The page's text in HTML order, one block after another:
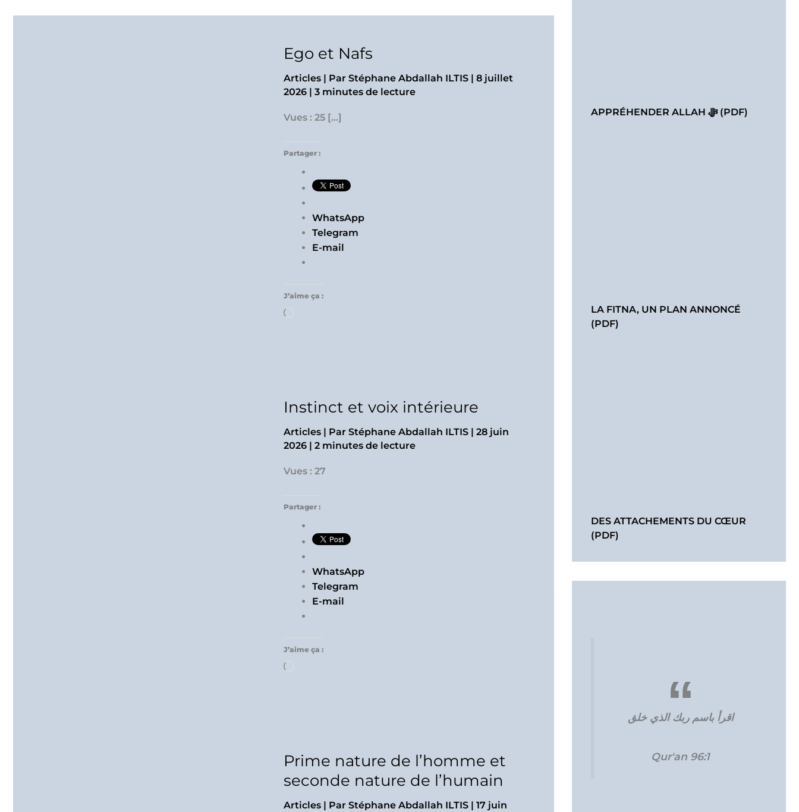
Ego et Nafs
Articles | Par Stéphane Abdallah ILTIS | 8 juillet
2026 | 3 minutes de lecture
Vues : 25 […]
Partager :
WhatsApp
Telegram
E-mail
J’aime ça :
Instinct et voix intérieure
Articles | Par Stéphane Abdallah ILTIS | 28 juin
2026 | 2 minutes de lecture
Vues : 27
Partager :
WhatsApp
Telegram
E-mail
J’aime ça :
Prime nature de l’homme et
seconde nature de l’humain
Articles | Par Stéphane Abdallah ILTIS | 17 juin
APPRÉHENDER ALLAH ﷻ (PDF)
LA FITNA, UN PLAN ANNONCÉ
(PDF)
DES ATTACHEMENTS DU CŒUR
(PDF)
اقرأ باسم ربك الذي خلق
Qur'an 96:1